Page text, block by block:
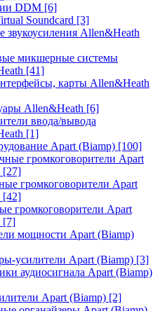
DDM [6]
Soundcard [3]
звукоусиления Allen&Heath
микшерные системы
[41]
карты Allen&Heath
Allen&Heath [6]
ввода/вывода
[1]
Apart (Biamp) [100]
громкоговорители Apart
[27]
громкоговорители Apart
[42]
громкоговорители Apart
[7]
мощности Apart (Biamp)
усилители Apart (Biamp) [3]
аудиосигнала Apart (Biamp)
Apart (Biamp) [2]